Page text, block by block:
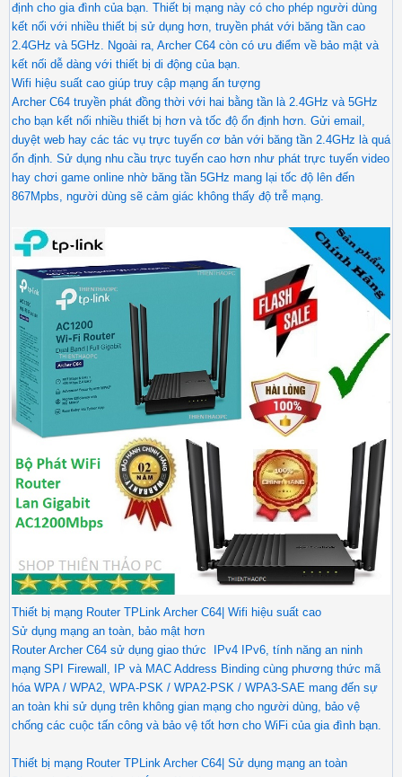
định cho gia đình của bạn. Thiết bị mạng này có cho phép người dùng
kết nối với nhiều thiết bị sử dụng hơn, truyền phát với băng tần cao
2.4GHz và 5GHz. Ngoài ra, Archer C64 còn có ưu điểm về bảo mật và
kết nối dễ dàng với thiết bị di động của bạn.
Wifi hiệu suất cao giúp truy cập mạng ấn tượng
Archer C64 truyền phát đồng thời với hai bằng tần là 2.4GHz và 5GHz
cho bạn kết nối nhiều thiết bị hơn và tốc độ ổn định hơn. Gửi email,
duyệt web hay các tác vụ trực tuyến cơ bản với băng tần 2.4GHz là quá
ổn định. Sử dụng nhu cầu trực tuyến cao hơn như phát trực tuyến video
hay chơi game online nhờ băng tần 5GHz mang lại tốc độ lên đến
867Mpbs, người dùng sẽ cảm giác không thấy độ trễ mạng.
Thiết bị mạng Router TPLink Archer C64| Wifi hiệu suất cao
Sử dụng mạng an toàn, bảo mật hơn
Router Archer C64 sử dụng giao thức IPv4 IPv6, tính năng an ninh
mạng SPI Firewall, IP và MAC Address Binding cùng phương thức mã
hóa WPA / WPA2, WPA-PSK / WPA2-PSK / WPA3-SAE mang đến sự
an toàn khi sử dụng trên không gian mạng cho người dùng, bảo vệ
chống các cuộc tấn công và bảo vệ tốt hơn cho WiFi của gia đình bạn.
Thiết bị mạng Router TPLink Archer C64| Sử dụng mạng an toàn